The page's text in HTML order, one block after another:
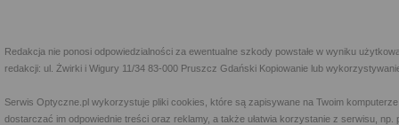
Redakcja nie ponosi odpowiedzialności za ewentualne szkody powstałe w wyniku
redakcji: ul. Żwirki i Wigury 11/34 83-000 Pruszcz Gdański Kopiowanie lub
Serwis Optyczne.pl wykorzystuje pliki cookies, które są zapisywane na Twoim
dostarczać im odpowiednie treści oraz reklamy, a także ułatwia korzystanie z serwisu,